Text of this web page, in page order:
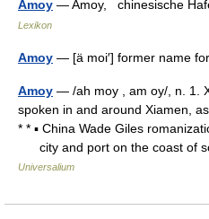
Amoy — Amoy, chinesische
Lexikon
Amoy — [ä moi′] former name
Amoy — /ah moy , am oy/, n. 1.
spoken in and around Xiamen,
* * ▪ China Wade Giles
city and port on the coast of
Universalium